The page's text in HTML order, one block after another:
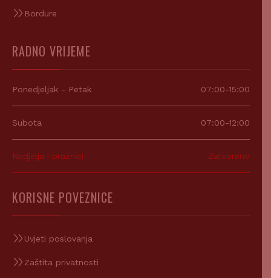
Bordure
RADNO VRIJEME
Ponedjeljak - Petak 07:00-15:00
Subota 07:00-12:00
Nedjelja i praznici Zatvoreno
KORISNE POVEZNICE
Uvjeti poslovanja
Zaštita privatnosti